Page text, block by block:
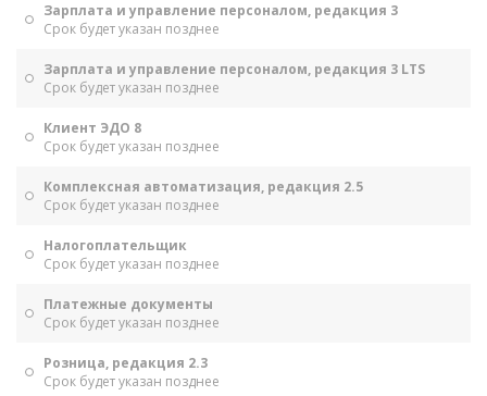
Зарплата и управление персоналом, редакция 3
Срок будет указан позднее
Зарплата и управление персоналом, редакция 3 LTS
Срок будет указан позднее
Клиент ЭДО 8
Срок будет указан позднее
Комплексная автоматизация, редакция 2.5
Срок будет указан позднее
Налогоплательщик
Срок будет указан позднее
Платежные документы
Срок будет указан позднее
Розница, редакция 2.3
Срок будет указан позднее